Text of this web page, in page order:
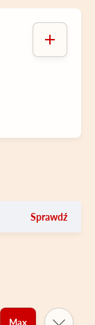
Sprawdź
Max